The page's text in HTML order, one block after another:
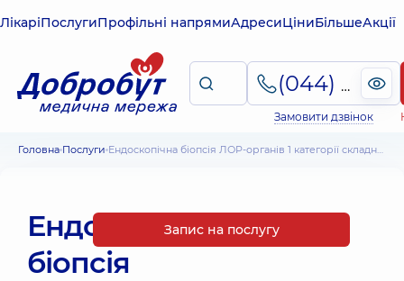
ЛікаріПослугиПрофільні напрямиАдресиЦіниБільшеАкції
(044) 495-2-888
Замовити дзвінок
Головна Послуги Ендоскопічна біопсія ЛОР-органів 1 категорії складності
Ендоскопічна
біопсія
Запис на послугу